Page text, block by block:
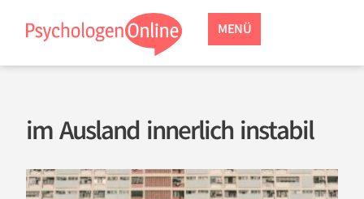
MENÜ
im Ausland innerlich instabil